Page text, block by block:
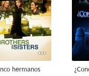
hermanos